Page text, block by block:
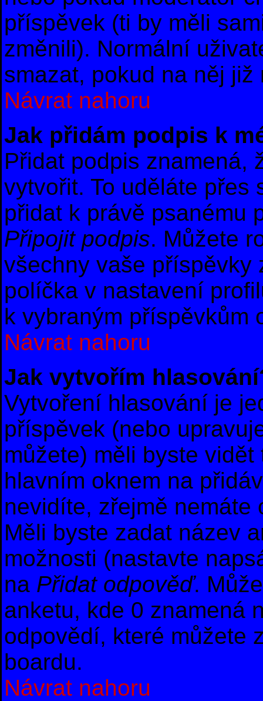
příspěvek (ti by měli
změnili). Normální
smazat, pokud na něj
Návrat nahoru
Jak přidám podpis k
Přidat podpis znamená,
vytvořit. To uděláte přes
přidat k právě psanému
Připojit podpis. Můžete
všechny vaše příspěvky
políčka v nastavení
k vybraným příspěvkům
Návrat nahoru
Jak vytvořím
Vytvoření hlasování je
příspěvek (nebo
můžete) měli byste
hlavním oknem na
nevidíte, zřejmě
Měli byste zadat název
možnosti (nastavte
na Přidat odpověď.
anketu, kde 0 znamená
odpovědí, které můžete
boardu.
Návrat nahoru